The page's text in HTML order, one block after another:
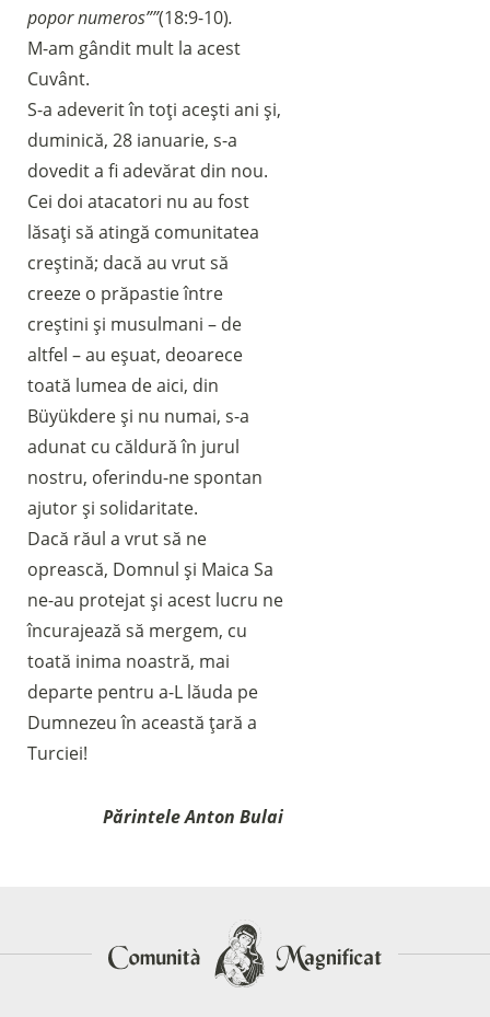
popor numeros””(18:9-10).
M-am gândit mult la acest
Cuvânt.
S-a adeverit în toți acești ani și,
duminică, 28 ianuarie, s-a
dovedit a fi adevărat din nou.
Cei doi atacatori nu au fost
lăsați să atingă comunitatea
creștină; dacă au vrut să
creeze o prăpastie între
creștini și musulmani – de
altfel – au eșuat, deoarece
toată lumea de aici, din
Büyükdere și nu numai, s-a
adunat cu căldură în jurul
nostru, oferindu-ne spontan
ajutor și solidaritate.
Dacă răul a vrut să ne
oprească, Domnul și Maica Sa
ne-au protejat și acest lucru ne
încurajează să mergem, cu
toată inima noastră, mai
departe pentru a-L lăuda pe
Dumnezeu în această țară a
Turciei!
Părintele Anton Bulai